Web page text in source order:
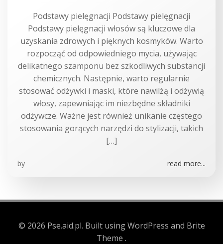
Podstawy pielęgnacji Podstawy pielęgnacji
Podstawy pielęgnacji włosów są kluczowe dla
uzyskania zdrowych i pięknych kosmyków. Warto
rozpocząć od odpowiedniego mycia, używając
delikatnego szamponu bez szkodliwych substancji
chemicznych. Następnie, warto regularnie
stosować odżywki i maski, które nawilżą i odżywią
włosy, zapewniając im niezbędne składniki
odżywcze. Ważne jest również unikanie częstego
stosowania gorących narzędzi do stylizacji, takich
[…]
by read more...
© 2026 Pse.aid.pl. Built using WordPress and Brite
Theme .